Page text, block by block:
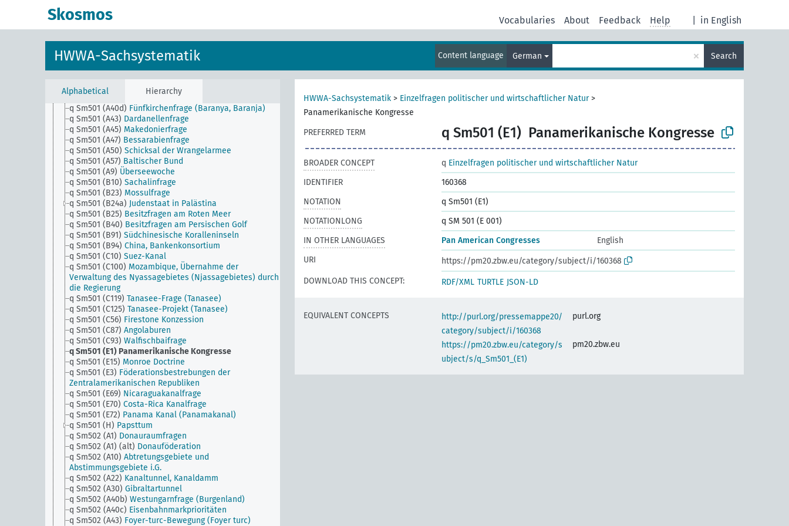
Skosmos in English
Vocabularies About Feedback Help
HWWA-Sachsystematik Content language German × Search
Alphabetical Hierarchy
q Sm501 (A12)
q Sm501 (A40) Österreich-Ungarn, Verhandlungen und
Abmachungen der Nachfolgestaaten
q Sm501 (A40c)
Huldschiner Ländchenfrage
(Hultschiner Ländchen)
q Sm501 (A40d) Fünfkirchenfrage (Baranya, Baranja)
q Sm501 (A43) Dardanellenfrage
q Sm501 (A45) Makedonierfrage
q Sm501 (A47) Bessarabienfrage
q Sm501 (A50) Schicksal der Wrangelarmee
q Sm501 (A57) Baltischer Bund
q Sm501 (A9) Überseewoche
q Sm501 (B10) Sachalinfrage
q Sm501 (B23) Mossulfrage
q Sm501 (B24a) Judenstaat in Palästina
q Sm501 (B25) Besitzfragen am Roten Meer
q Sm501 (B40) Besitzfragen am Persischen Golf
q Sm501 (B91) Südchinesische Koralleninseln
q Sm501 (B94) China, Bankenkonsortium
q Sm501 (C10) Suez-Kanal
q Sm501 (C100) Mozambique, Übernahme der
Verwaltung des Nyassagebietes (Njassagebietes) durch
die Regierung
q Sm501 (C119) Tanasee-Frage (Tanasee)
q Sm501 (C125) Tanasee-Projekt (Tanasee)
q Sm501 (C56) Firestone Konzession
q Sm501 (C87) Angolaburen
q Sm501 (C93) Walfischbaifrage
q Sm501 (E1) Panamerikanische Kongresse
q Sm501 (E15) Monroe Doctrine
q Sm501 (E3) Föderationsbestrebungen der
Zentralamerikanischen Republiken
q Sm501 (E69) Nicaraguakanalfrage
q Sm501 (E70) Costa-Rica Kanalfrage
q Sm501 (E72) Panama Kanal (Panamakanal)
q Sm501 (H) Papsttum
q Sm502 (A1) Donauraumfragen
q Sm502 (A1) (alt) Donauföderation
q Sm502 (A10) Abtretungsgebiete und
Abstimmungsgebiete i.G.
q Sm502 (A22) Kanaltunnel, Kanaldamm
q Sm502 (A30) Gibraltartunnel
q Sm502 (A40b) Westungarnfrage (Burgenland)
q Sm502 (A40c) Eisenbahnmarkprioritäten
q Sm502 (A43) Foyer-turc-Bewegung (Foyer turc)
HWWA-Sachsystematik > Einzelfragen politischer und wirtschaftlicher Natur>
Panamerikanische Kongresse
PREFERRED TERM
q Sm501 (E1) Panamerikanische Kongresse
BROADER CONCEPT q Einzelfragen politischer und wirtschaftlicher Natur
IDENTIFIER
160368
NOTATION
q Sm501 (E1)
NOTATIONLONG
q SM 501 (E 001)
IN OTHER LANGUAGES
Pan American Congresses
English
URI
https://pm20.zbw.eu/category/subject/i/160368
DOWNLOAD THIS CONCEPT:
RDF/XML TURTLE JSON-LD
EQUIVALENT CONCEPTS
http://purl.org/pressemappe20/
category/subject/i/160368
purl.org
https://pm20.zbw.eu/category/s
ubject/s/q_Sm501_(E1)
pm20.zbw.eu